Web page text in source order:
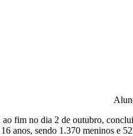
fim no dia 2 de outubro,
anos, sendo 1.370 meninos e